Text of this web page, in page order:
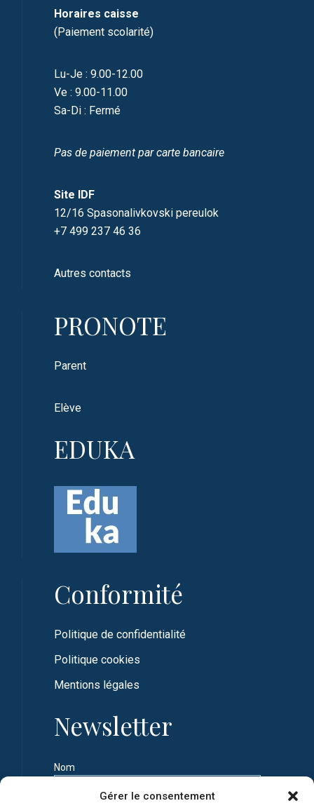
Gérer le consentement
Horaires caisse
(Paiement scolarité)
Lu-Je : 9.00-12.00
Ve : 9.00-11.00
Sa-Di : Fermé
Pas de paiement par carte bancaire
Site IDF
12/16 Spasonalivkovski pereulok
+7 499 237 46 36
Autres contacts
PRONOTE
Parent
Elève
EDUKA
Conformité
Politique de confidentialité
Politique cookies
Mentions légales
Newsletter
Nom